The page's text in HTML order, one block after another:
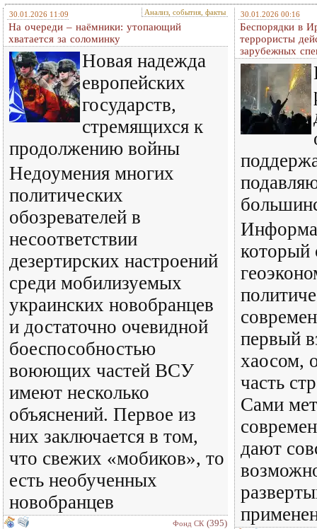
30.01.2026 11:09 Анализ, события, факты
На очереди – наёмники: утопающий
хватается за соломинку
Новая надежда
европейских
государств,
стремящихся к
продолжению войны
Недоумения многих
политических
обозревателей в
несоответствии
дезертирских настроений
среди мобилизуемых
украинских новобранцев
и достаточно очевидной
боеспособностью
воюющих частей ВСУ
имеют несколько
объяснений. Первое из
них заключается в том,
что свежих «мобиков», то
есть необученных
новобранцев
Фонд СК (395)
30.01.2026 00:16
Беспорядки в
террористы
зарубежных
который
первый
хаосом,
часть
Сами
дают